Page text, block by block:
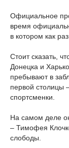
Официальное
время
в котором как
Стоит сказать,
Донецка и
пребывают в
первой столицы
спортсменки.
На самом деле
– Тимофея
слободы.